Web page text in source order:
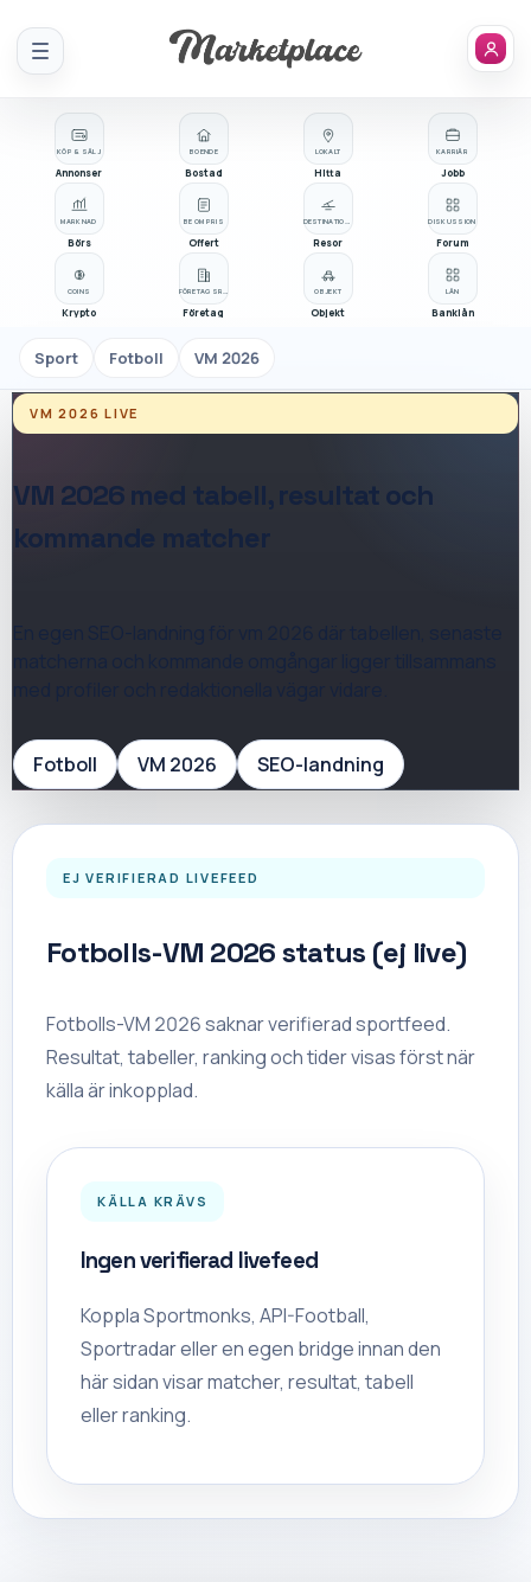
Meny
KÖP & SÄLJ
Annonser
BOENDE
Bostad
OBJEKT
Objekt
BE OM PRIS
Offert
Företag
LÅN
Banklån
MARKNAD
Börs
LOKALT
Hitta
KARRIÄR
Jobb
Resor
COINS
Krypto
DISKUSSION
Forum
Sport Fotboll VM 2026
VM 2026 LIVE
VM 2026med tabell, resultat och
kommande matcher
Fotboll VM 2026 SEO-landning
EJ VERIFIERAD LIVEFEED
Fotbolls-VM 2026 status (ej live)
Fotbolls-VM 2026 saknar verifierad sportfeed.
Resultat, tabeller, ranking och tider visas först när
källa är inkopplad.
KÄLLA KRÄVS
Ingen verifierad livefeed
Koppla Sportmonks, API-Football,
Sportradar eller en egen bridge innan den
här sidan visar matcher, resultat, tabell
eller ranking.